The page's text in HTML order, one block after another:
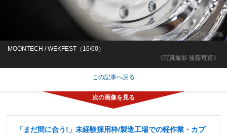
《写真撮影 後藤竜甫》
MOONTECH / WEKFEST（16/60）
この記事へ戻る
「まだ間に合う!」未経験採用枠/製造工場での軽作業・カプ